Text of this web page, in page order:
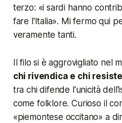
terzo: «i sardi hanno
fare l'Italia». Mi fermo qui
veramente tanti.
Il filo si è aggrovigliato
chi rivendica e chi
tra chi difende l'unicità
come folklore. Curioso il
«piemontese occitano» a